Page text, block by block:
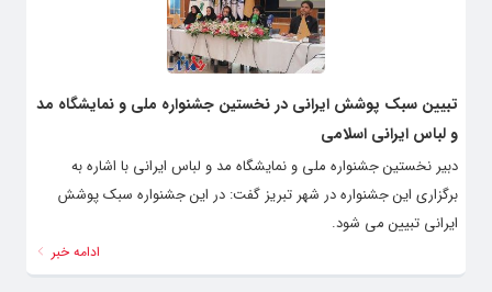
تبیین سبک پوشش ایرانی در نخستین جشنواره ملی و نمایشگاه مد
و لباس ایرانی اسلامی
دبیر نخستین جشنواره ملی و نمایشگاه مد و لباس ایرانی با اشاره به
برگزاری این جشنواره در شهر تبریز گفت: در این جشنواره سبک پوشش
ایرانی تبیین می شود.
ادامه خبر